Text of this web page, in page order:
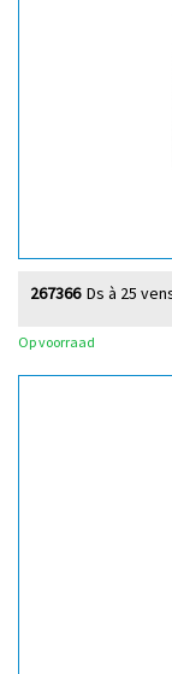
Ds à 25
267366
Op voorraad